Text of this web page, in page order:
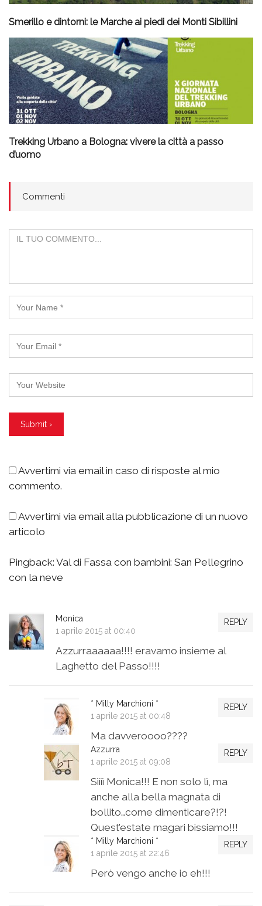
Smerillo e dintorni: le Marche ai piedi dei Monti Sibillini
Trekking Urbano a Bologna: vivere la città a passo
d’uomo
Commenti
Avvertimi via email in caso di risposte al mio
commento.
Avvertimi via email alla pubblicazione di un nuovo
articolo
Pingback: Val di Fassa con bambini: San Pellegrino
con la neve
REPLY
Monica
1 aprile 2015 at 00:40
Azzurraaaaaa!!!! eravamo insieme al
Laghetto del Passo!!!!
REPLY
* Milly Marchioni *
1 aprile 2015 at 00:48
Ma davveroooo????
REPLY
Azzurra
1 aprile 2015 at 09:08
Sìììì Monica!!! E non solo lì, ma
anche alla bella magnata di
bollito…come dimenticare?!?!
Quest’estate magari bissiamo!!!
REPLY
* Milly Marchioni *
1 aprile 2015 at 22:46
Però vengo anche io eh!!!